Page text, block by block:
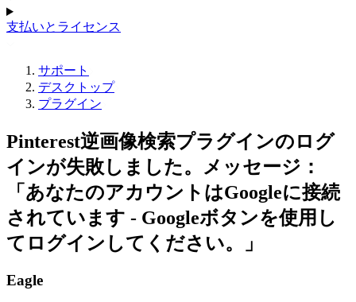
支払いとライセンス
サポート
デスクトップ
プラグイン
Pinterest逆画像検索プラグインのログ
インが失敗しました。メッセージ：
「あなたのアカウントはGoogleに接続
されています - Googleボタンを使用し
てログインしてください。」
Eagle